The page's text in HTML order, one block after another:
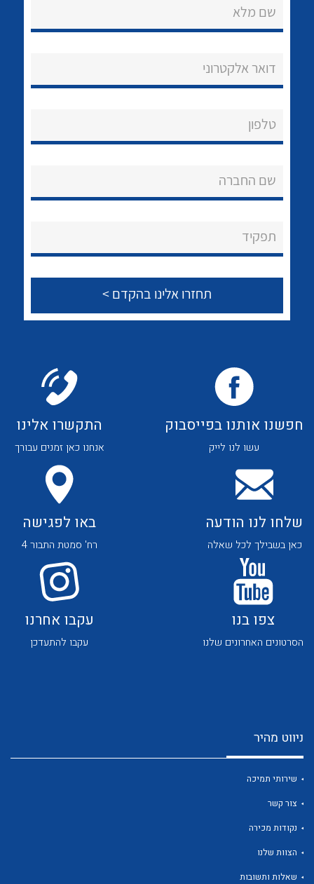
הצוות שלנו
שירותי תמיכה
צור קשר
לכל מוצרי היצרן לכל מוצרי היצרן
לכל מוצרי היצרן לכל מוצרי היצרן
לכל מוצרי היצרן לכל מוצרי היצרן
שם מלא
דואר אלקטרוני
טלפון
שם החברה
תפקיד
חפשנו אותנו בפייסבוק
עשו לנו לייק
התקשרו אלינו
אנחנו כאן זמנים עבורך
שלחו לנו הודעה
כאן בשבילך לכל שאלה
באו לפגישה
רח' סמטת התבור 4
צפו בנו
הסרטונים האחרונים שלנו
עקבו אחרנו
עקבו להתעדכן
ניווט מהיר
שירותי תמיכה
צור קשר
נקודות מכירה
הצוות שלנו
שאלות ותשובות